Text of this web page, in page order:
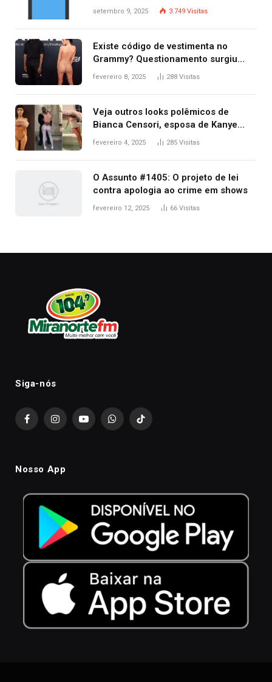
criminosos no mesmo dia
setembro 9, 2025 3.749 Visitas
Existe código de vestimenta no
Grammy? Questionamento surgiu
após Bianca Censori, mulher de
fevereiro 8, 2025 288 Visitas
Veja outros looks polêmicos de
Bianca Censori, esposa de Kanye
West que apareceu nua no Grammy
fevereiro 4, 2025 285 Visitas
O Assunto #1405: O projeto de lei
contra apologia ao crime em shows
fevereiro 12, 2025 66 Visitas
Siga-nós
FacebookInstagramYouTubeWhatsAppTikTok
Nosso App